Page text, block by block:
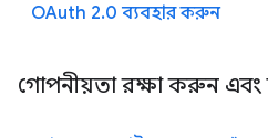
OAuth 2.0 ব্যবহার করুন
গোপনীয়তা রক্ষা করুন এবং